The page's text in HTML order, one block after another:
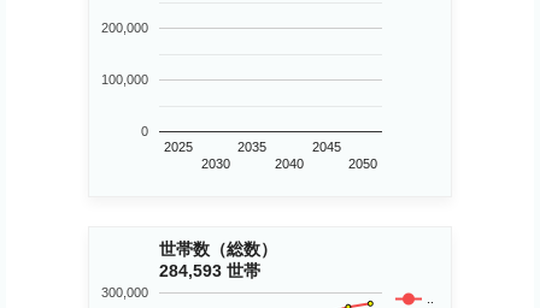
2025
2030
2035
2040
2045
2050
0
100,000
200,000
世帯数（総数）
284,593 世帯
..
300,000